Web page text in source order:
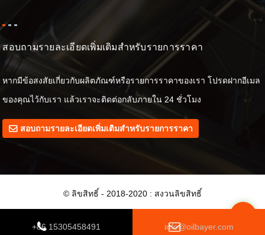
สอบถามรายละเอียดเพิ่มเติมสำหรับรายการราคา
หากมีข้อสงสัยเกี่ยวกับผลิตภัณฑ์หรือรายการราคาของเรา โปรดฝากอีเมล
ของคุณไว้กับเรา แล้วเราจะติดต่อกลับภายใน 24 ชั่วโมง
สอบถามรายละเอียดเพิ่มเติมสำหรับรายการราคา
© ลิขสิทธิ์ - 2018-2020 : สงวนลิขสิทธิ์
+86 15305458491 info@oilbayer.com